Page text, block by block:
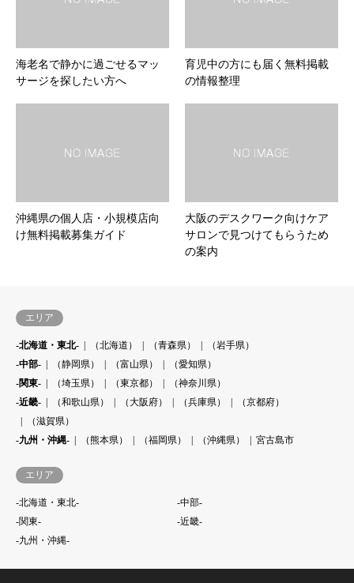
海老名で静かに過ごせるマッ
サージを探したい方へ
育児中の方にも届く無料掲載
の情報整理
沖縄県の個人店・小規模店向
け無料掲載募集ガイド
大阪のデスクワーク向けケア
サロンで見つけてもらうため
の案内
エリア
-北海道・東北- （北海道） （青森県）
（岩手県）
-中部-
（静岡県） （富山県）
（愛知県）
-関東-
（埼玉県） （東京都）
（神奈川県）
-近畿-
（和歌山県） （大阪府） （兵庫県）
（京都府）
（滋賀県）
-九州・沖縄-
（熊本県） （福岡県） （沖縄県） 宮古島市
エリア
-北海道・東北-
-中部-
-関東-
-近畿-
-九州・沖縄-